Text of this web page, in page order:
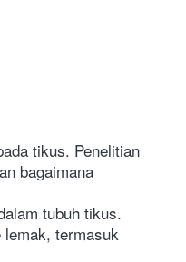
tikus. Penelitian
bagaimana
tubuh tikus.
lemak, termasuk